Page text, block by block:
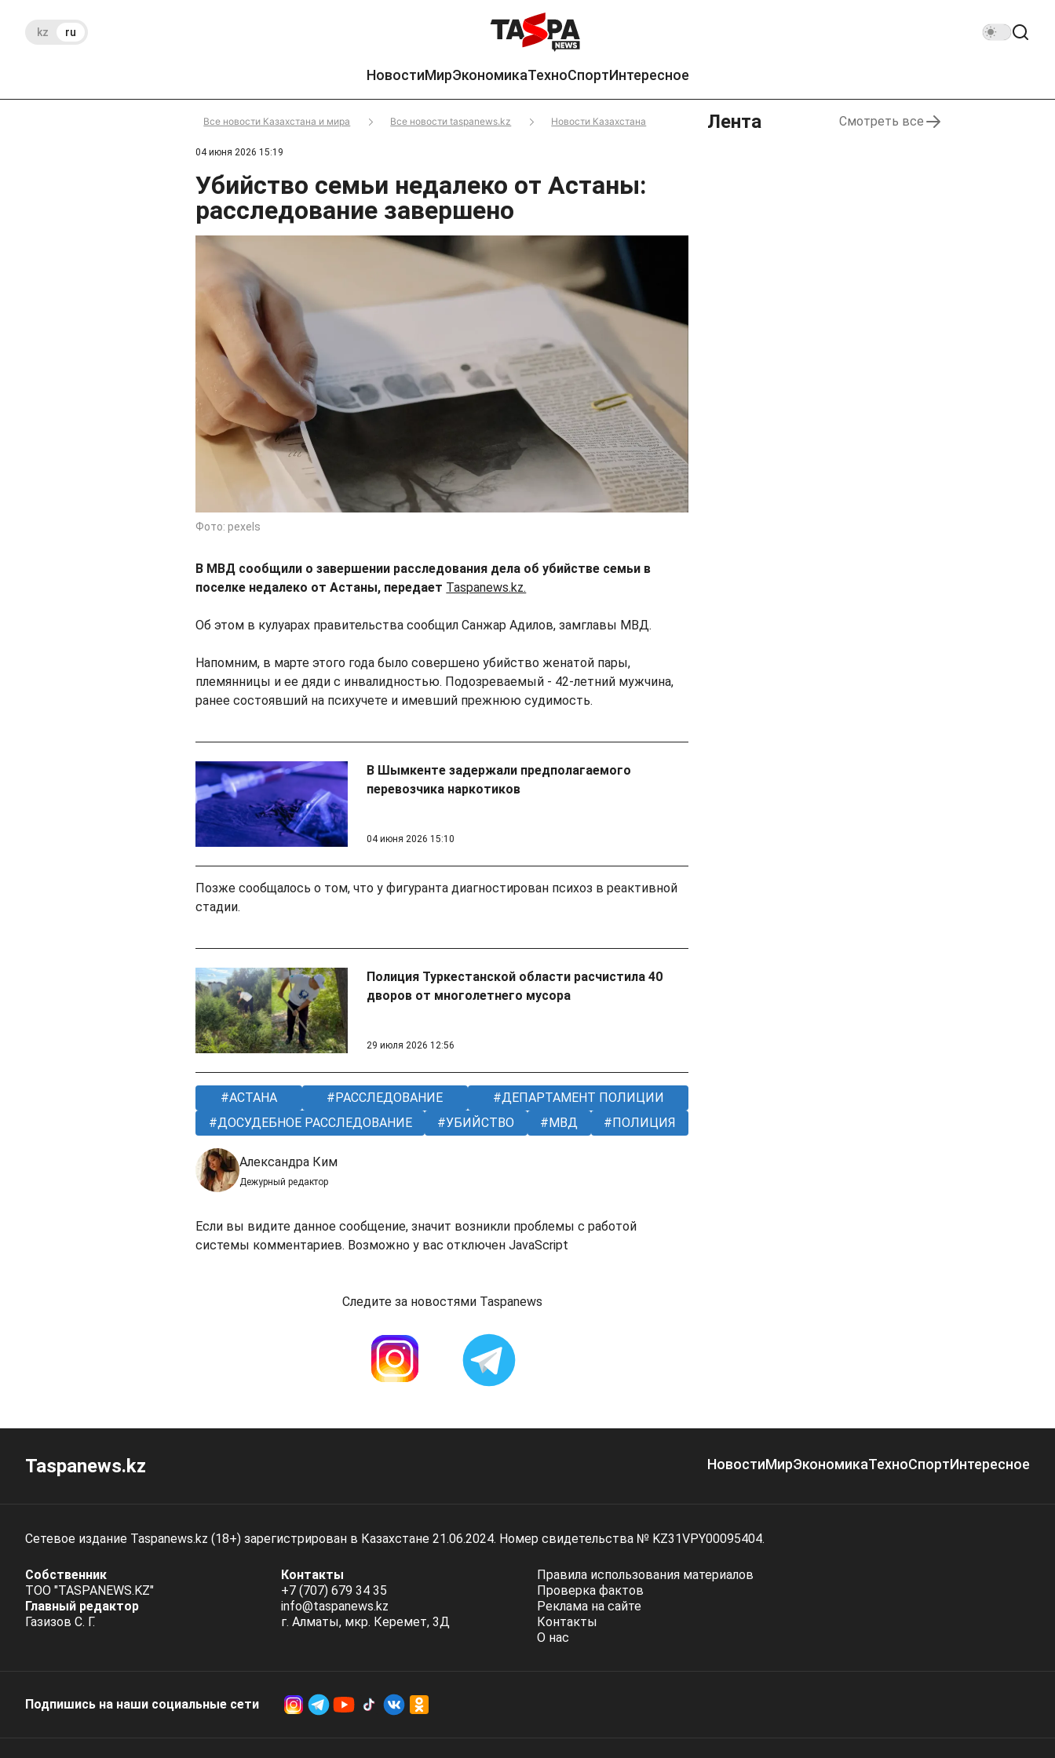
kz ru
НовостиМирЭкономикаТехноСпортИнтересное
Все новости Казахстана и мира Все новости taspanews.kz Новости Казахстана
04 июня 2026 15:19
Убийство семьи недалеко от Астаны:
расследование завершено
Фото: pexels
В МВД сообщили о завершении расследования дела об убийстве семьи в
поселке недалеко от Астаны, передает Taspanews.kz.
Об этом в кулуарах правительства сообщил Санжар Адилов, замглавы МВД.
Напомним, в марте этого года было совершено убийство женатой пары,
племянницы и ее дяди с инвалидностью. Подозреваемый - 42-летний мужчина,
ранее состоявший на психучете и имевший прежнюю судимость.
В Шымкенте задержали предполагаемого
перевозчика наркотиков
04 июня 2026 15:10
Позже сообщалось о том, что у фигуранта диагностирован психоз в реактивной
стадии.
Полиция Туркестанской области расчистила 40
дворов от многолетнего мусора
29 июля 2026 12:56
АСТАНА РАССЛЕДОВАНИЕ
ДЕПАРТАМЕНТ ПОЛИЦИИ
ДОСУДЕБНОЕ РАССЛЕДОВАНИЕ
УБИЙСТВО МВД ПОЛИЦИЯ
Александра Ким
Дежурный редактор
Если вы видите данное сообщение, значит возникли проблемы с работой
системы комментариев. Возможно у вас отключен JavaScript
Следите за новостями Taspanews
Лента Смотреть все
Taspanews.kz НовостиМирЭкономикаТехноСпортИнтересное
Сетевое издание Taspanews.kz (18+) зарегистрирован в Казахстане 21.06.2024. Номер свидетельства № KZ31VPY00095404.
Собственник
ТОО "TASPANEWS.KZ"
Главный редактор
Газизов С. Г.
Контакты
+7 (707) 679 34 35
info@taspanews.kz
г. Алматы, мкр. Керемет, 3Д
Правила использования материалов
Проверка фактов
Реклама на сайте
Контакты
О нас
Подпишись на наши социальные cети